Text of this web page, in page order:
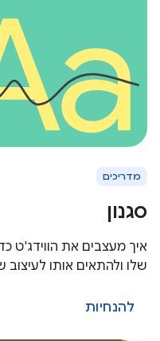
מדריכים
סגנון
איך מעצבים את הווידג'ט
שלו ולהתאים אותו
להנחיות